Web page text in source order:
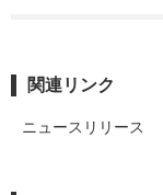
関連リンク
ニュースリリース